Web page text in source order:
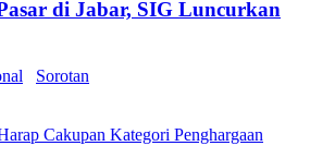
di Jabar, SIG Luncurkan
Sorotan